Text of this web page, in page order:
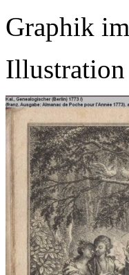
Graphik
Illustration